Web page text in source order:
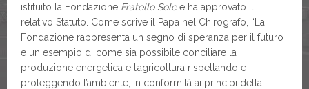
istituito la Fondazione Fratello Solee ha approvato il
relativo Statuto. Come scrive il Papa nel Chirografo, “La
Fondazione rappresenta un segno di speranza per il futuro
e un esempio di come sia possibile conciliare la
produzione energetica e l’agricoltura rispettando e
proteggendo l’ambiente, in conformità ai principi della